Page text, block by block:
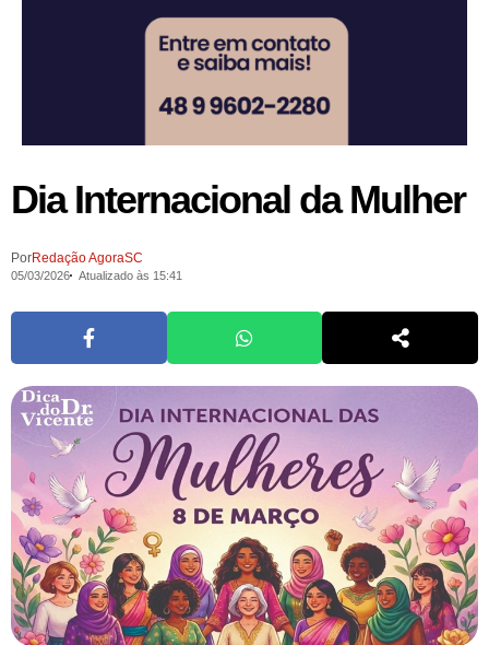
Dia Internacional da Mulher
PorRedação AgoraSC
05/03/2026 Atualizado às 15:41